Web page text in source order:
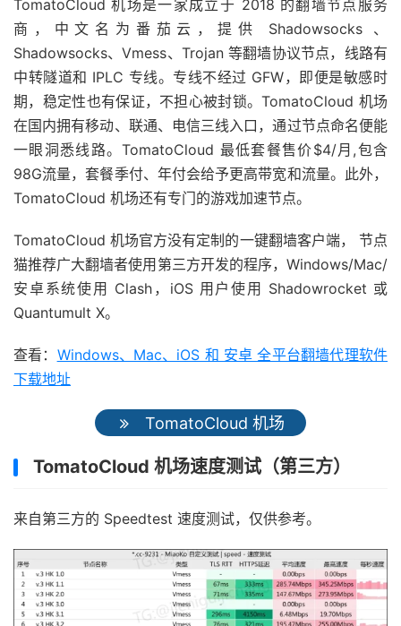
TomatoCloud 机场是一家成立于 2018 的翻墙节点服务
商，中文名为番茄云，提供 Shadowsocks 、
Shadowsocks、Vmess、Trojan 等翻墙协议节点，线路有
中转隧道和 IPLC 专线。专线不经过 GFW，即便是敏感时
期，稳定性也有保证，不担心被封锁。TomatoCloud 机场
在国内拥有移动、联通、电信三线入口，通过节点命名便能
一眼洞悉线路。TomatoCloud 最低套餐售价$4/月,包含
98G流量，套餐季付、年付会给予更高带宽和流量。此外，
TomatoCloud 机场还有专门的游戏加速节点。
TomatoCloud 机场官方没有定制的一键翻墙客户端， 节点
猫推荐广大翻墙者使用第三方开发的程序，Windows/Mac/
安卓系统使用 Clash，iOS 用户使用 Shadowrocket 或
Quantumult X。
查看： Windows、Mac、iOS 和 安卓 全平台翻墙代理软件
下载地址
TomatoCloud 机场
TomatoCloud 机场速度测试（第三方）
来自第三方的 Speedtest 速度测试，仅供参考。